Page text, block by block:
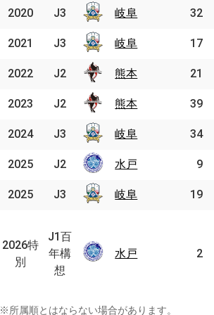
2020 岐阜 32
2021 岐阜 17
2022 熊本 21
2023 熊本 39
2024 岐阜 34
2025 水戸 9
2025 岐阜 19
2026
特別
水戸 2
2020 J3 岐阜
2021 J3 岐阜
2022 J2 熊本
2023 J2 熊本
2024 J3 岐阜
2025 J2 水戸
2025 J3 岐阜
2026特
別
J1百
年構
想
水戸
※所属順とはならない場合があります。